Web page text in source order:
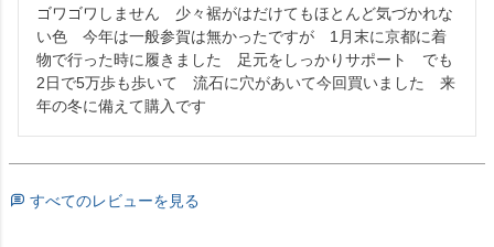
ゴワゴワしません　少々裾がはだけてもほとんど気づかれな
い色　今年は一般参賀は無かったですが　1月末に京都に着
物で行った時に履きました　足元をしっかりサポート　でも
2日で5万歩も歩いて　流石に穴があいて今回買いました　来
年の冬に備えて購入です
すべてのレビューを見る